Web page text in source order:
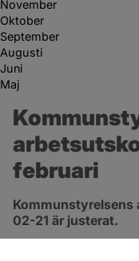
November
Oktober
September
Augusti
Juni
Maj
februari
02-21 är justerat.